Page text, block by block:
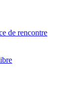
de rencontre